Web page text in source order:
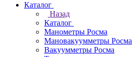
Каталог
Назад
Каталог
Манометры Росма
Мановакуумметры Росма
Вакуумметры Росма